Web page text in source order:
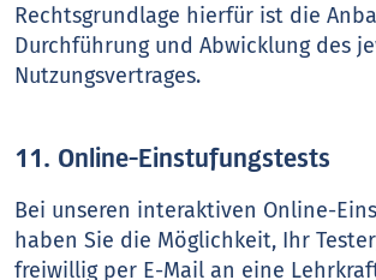
Rechtsgrundlage hierfür ist die
Durchführung und Abwicklung des
Nutzungsvertrages.
11. Online-Einstufungstests
Bei unseren interaktiven Online-
haben Sie die Möglichkeit, Ihr
freiwillig per E-Mail an eine